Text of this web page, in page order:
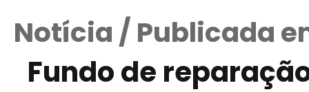
Notícia / Publicada
Fundo de